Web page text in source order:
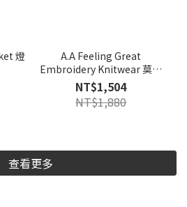
燈
A.A Feeling Great
Embroidery Knitwear 莫代
爾刺繡針織衫
NT$1,504
NT$1,880
查看更多